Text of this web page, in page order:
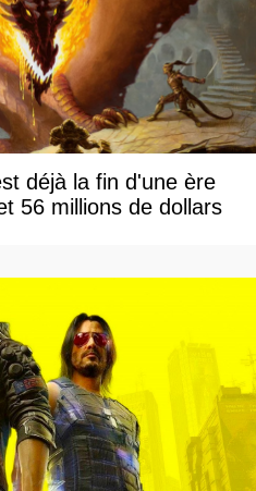
déjà la fin d'une ère
56 millions de dollars